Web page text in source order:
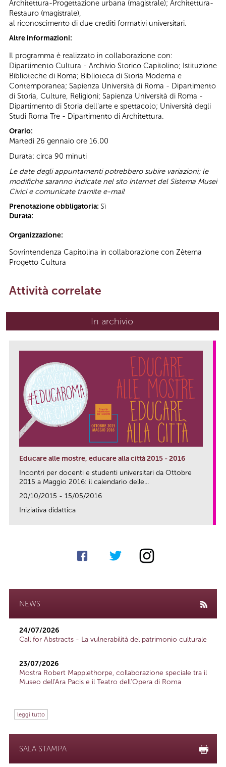
Architettura-Progettazione urbana (magistrale); Architettura-
Restauro (magistrale),
al riconoscimento di due crediti formativi universitari.
Altre informazioni:
Il programma è realizzato in collaborazione con:
Dipartimento Cultura - Archivio Storico Capitolino; Istituzione
Biblioteche di Roma; Biblioteca di Storia Moderna e
Contemporanea; Sapienza Università di Roma - Dipartimento
di Storia, Culture, Religioni; Sapienza Università di Roma -
Dipartimento di Storia dell'arte e spettacolo; Università degli
Studi Roma Tre - Dipartimento di Architettura.
Orario:
Martedì 26 gennaio ore 16.00
Durata: circa 90 minuti
Le date degli appuntamenti potrebbero subire variazioni; le
modifiche saranno indicate nel sito internet del Sistema Musei
Civici e comunicate tramite e-mail
Prenotazione obbligatoria: Sì
Durata:
Organizzazione:
Sovrintendenza Capitolina in collaborazione con Zètema
Progetto Cultura
Attività correlate
In archivio
Educare alle mostre, educare alla città 2015 - 2016
Incontri per docenti e studenti universitari da Ottobre
2015 a Maggio 2016: il calendario delle...
20/10/2015 - 15/05/2016
Iniziativa didattica
NEWS
24/07/2026
Call for Abstracts - La vulnerabilità del patrimonio culturale
23/07/2026
Mostra Robert Mapplethorpe, collaborazione speciale tra il
Museo dell'Ara Pacis e il Teatro dell'Opera di Roma
leggi tutto
SALA STAMPA